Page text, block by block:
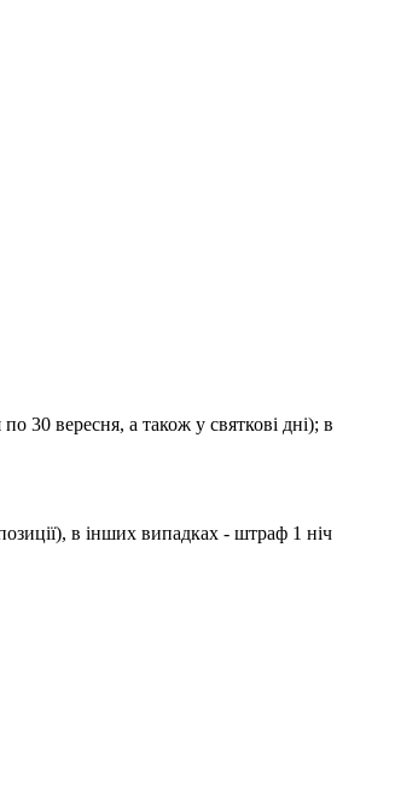
30 вересня, а також у святкові дні); в
в інших випадках - штраф 1 ніч